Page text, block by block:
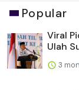
Popular
Viral
Ulah
3